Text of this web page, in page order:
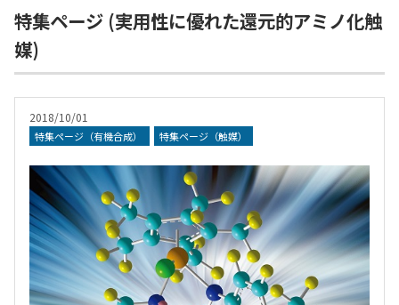
特集ページ (実用性に優れた還元的アミノ化触
媒)
2018/10/01
特集ページ（有機合成） 特集ページ（触媒）